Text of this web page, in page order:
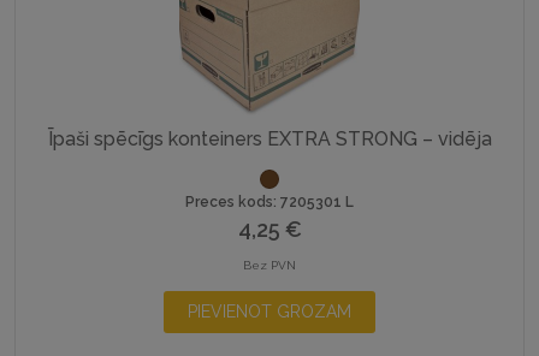
Īpaši spēcīgs konteiners EXTRA STRONG – vidēja
Preces kods: 7205301 L
4,25 €
Bez PVN
PIEVIENOT GROZAM